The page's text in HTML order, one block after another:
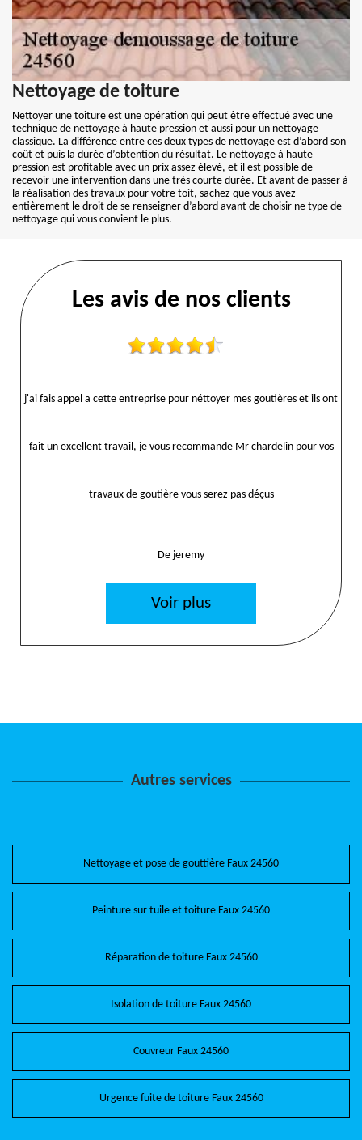
Nettoyage de toiture
Nettoyer une toiture est une opération qui peut être effectué avec une
technique de nettoyage à haute pression et aussi pour un nettoyage
classique. La différence entre ces deux types de nettoyage est d’abord son
coût et puis la durée d’obtention du résultat. Le nettoyage à haute
pression est profitable avec un prix assez élevé, et il est possible de
recevoir une intervention dans une très courte durée. Et avant de passer à
la réalisation des travaux pour votre toit, sachez que vous avez
entièrement le droit de se renseigner d’abord avant de choisir ne type de
nettoyage qui vous convient le plus.
Les avis de nos clients
j'ai fais appel a cette entreprise pour néttoyer mes goutières et ils ont
fait un excellent travail, je vous recommande Mr chardelin pour vos
travaux de goutière vous serez pas déçus
De jeremy
Voir plus
Autres services
Nettoyage et pose de gouttière Faux 24560
Peinture sur tuile et toiture Faux 24560
Réparation de toiture Faux 24560
Isolation de toiture Faux 24560
Couvreur Faux 24560
Urgence fuite de toiture Faux 24560